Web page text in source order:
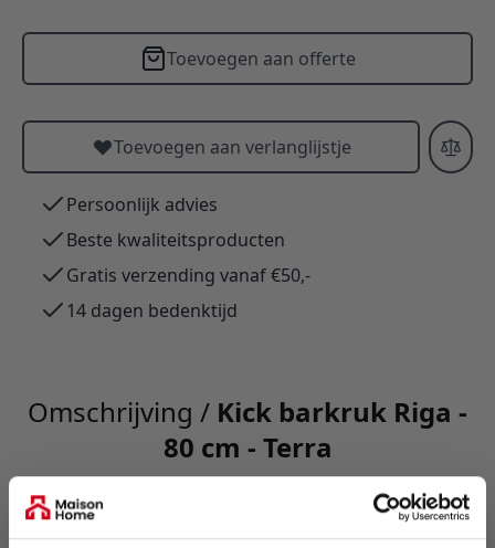
Toevoegen aan offerte
Toevoegen aan verlanglijstje
Persoonlijk advies
Beste kwaliteitsproducten
Gratis verzending vanaf €50,-
14 dagen bedenktijd
Omschrijving / Kick barkruk Riga -
80 cm - Terra
KICK barkruk RIGA: elegant, comfortabele